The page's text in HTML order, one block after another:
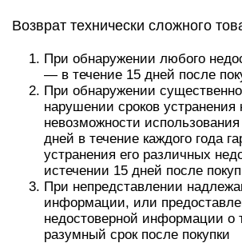
Возврат технически сложного
При обнаружении любого
— в течение 15 дней после
При обнаружении
нарушении сроков устранения
невозможности
дней в течение каждого года
устранения его различных
истечении 15 дней после
При непредставлении
информации, или
недостоверной информации о
разумный срок после покупки